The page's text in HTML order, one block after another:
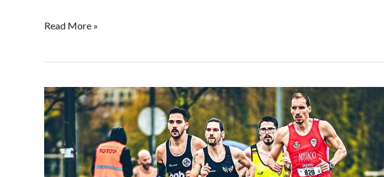
Read More »
Inscrições
Abertas
–
66ª
Volta